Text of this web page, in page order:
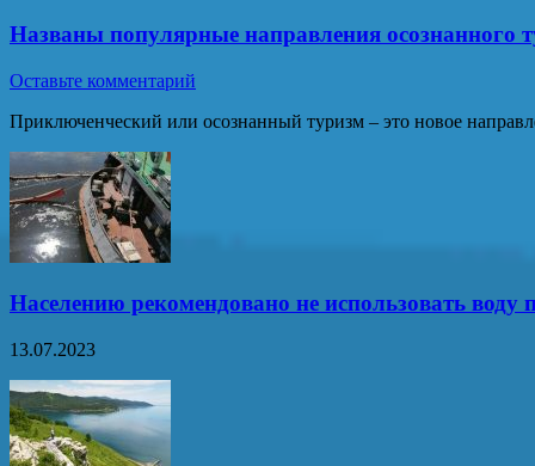
Названы популярные направления осознанного
Оставьте комментарий
Приключенческий или осознанный туризм – это новое
Населению рекомендовано не использовать воду
13.07.2023